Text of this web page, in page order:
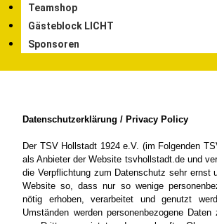
Teamshop
Gästeblock LICHT
Sponsoren
Datenschutzerklärung / Privacy Policy
Der TSV Hollstadt 1924 e.V. (im Folgenden
als Anbieter der Website tsvhollstadt.de und
die Verpflichtung zum Datenschutz sehr ernst
Website so, dass nur so wenige
nötig erhoben, verarbeitet und genutzt
Umständen werden personenbezogene Daten